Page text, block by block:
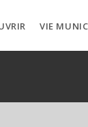
VIE